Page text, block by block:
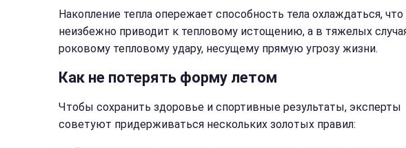
Накопление тепла опережает способность тела охлаждаться, что
неизбежно приводит к тепловому истощению, а в тяжелых
роковому тепловому удару, несущему прямую угрозу жизни.
Как не потерять форму летом
Чтобы сохранить здоровье и спортивные результаты, эксперты
советуют придерживаться нескольких золотых правил: